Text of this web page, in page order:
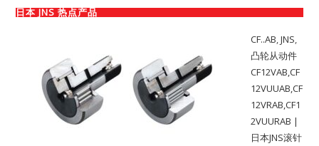
日本 JNS 热点产品
CF..AB,JNS,
凸轮从动件
CF12VAB,CF
12VUUAB,CF
12VRAB,CF1
2VUURAB |
日本JNS滚针